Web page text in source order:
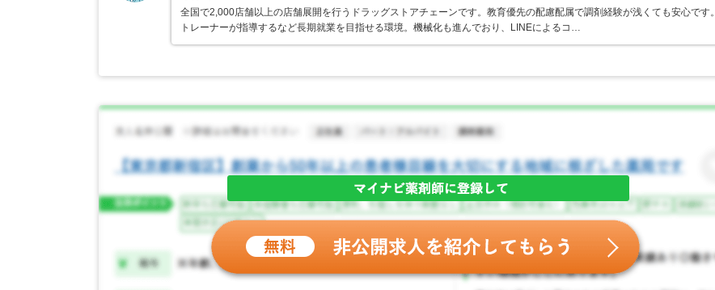
全国で2,000店舗以上の店舗展開を行うドラッグストアチェーンです。教育優先の配慮配属で調剤経験が浅くても安心です。
トレーナーが指導するなど長期就業を目指せる環境。機械化も進んでおり、LINEによるコ…